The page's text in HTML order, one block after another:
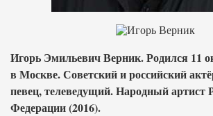
Игорь Эмильевич Верник. Родился 11
в Москве. Советский и российский
певец, телеведущий. Народный артист
Федерации (2016).